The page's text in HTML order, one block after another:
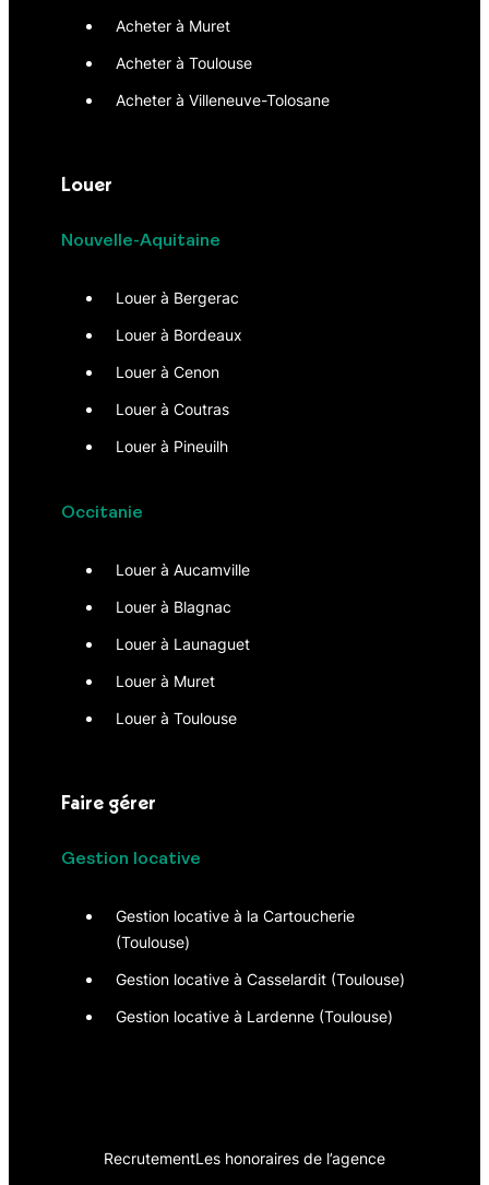
Acheter à Muret
Acheter à Toulouse
Acheter à Villeneuve-Tolosane
Louer
Nouvelle-Aquitaine
Louer à Bergerac
Louer à Bordeaux
Louer à Cenon
Louer à Coutras
Louer à Pineuilh
Occitanie
Louer à Aucamville
Louer à Blagnac
Louer à Launaguet
Louer à Muret
Louer à Toulouse
Faire gérer
Gestion locative
Gestion locative à la Cartoucherie
(Toulouse)
Gestion locative à Casselardit (Toulouse)
Gestion locative à Lardenne (Toulouse)
RecrutementLes honoraires de l’agence